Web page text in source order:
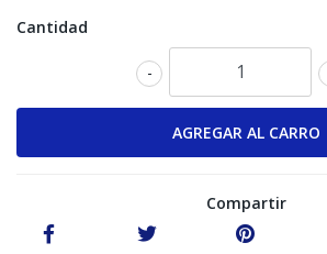
Cantidad
-
Compartir